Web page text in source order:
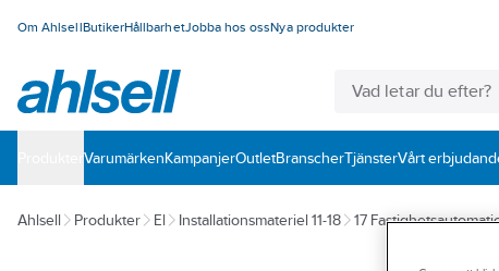
Om AhlsellButikerHållbarhetJobba hos ossNya produkter
VarumärkenKampanjerOutletBranscherTjänsterVårt
Ahlsell Produkter El Installationsmateriel 11-18 17